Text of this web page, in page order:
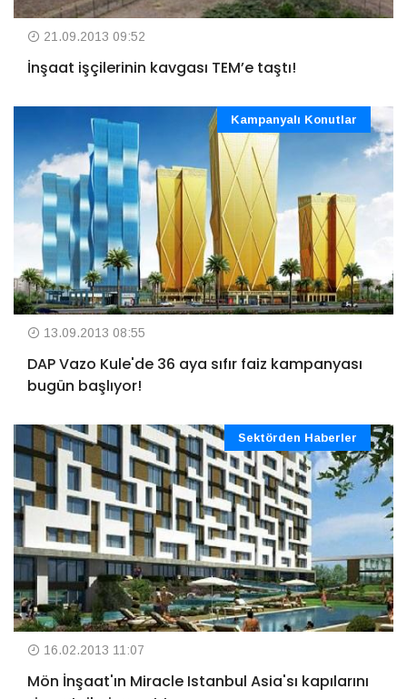
21.09.2013 09:52
İnşaat işçilerinin kavgası TEM’e taştı!
Kampanyalı Konutlar
13.09.2013 08:55
DAP Vazo Kule'de 36 aya sıfır faiz kampanyası
bugün başlıyor!
Sektörden Haberler
16.02.2013 11:07
Mön İnşaat'ın Miracle Istanbul Asia'sı kapılarını